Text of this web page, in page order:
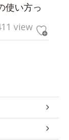
使い方っ
view